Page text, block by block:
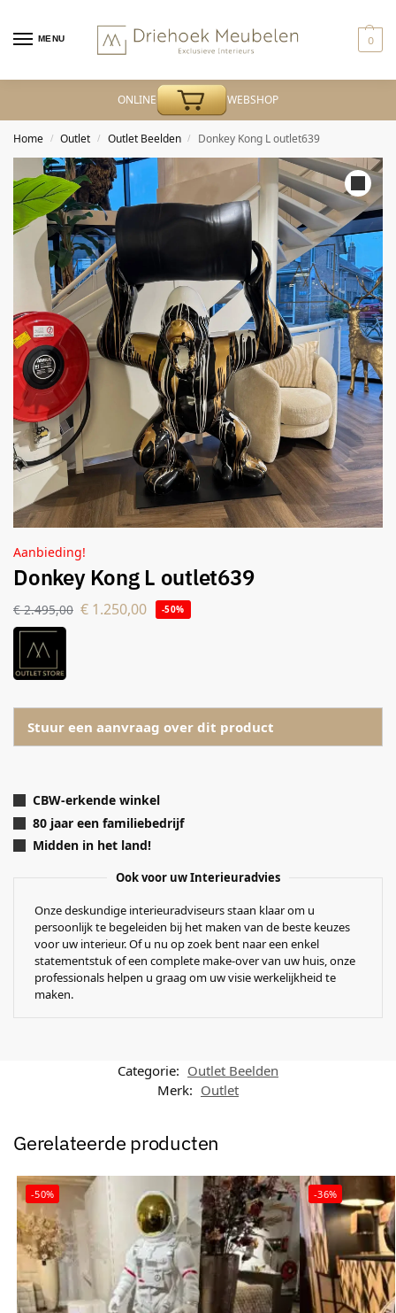
MENU 0
ONLINE WEBSHOP
Home / Outlet / Outlet Beelden / Donkey Kong L outlet639
Aanbieding!
Donkey Kong L outlet639
€2.495,00 € 1.250,00 -50%
Stuur een aanvraag over dit product
CBW-erkende winkel
80 jaar een familiebedrijf
Midden in het land!
Ook voor uw Interieuradvies
Onze deskundige interieuradviseurs staan klaar om u
persoonlijk te begeleiden bij het maken van de beste keuzes
voor uw interieur. Of u nu op zoek bent naar een enkel
statementstuk of een complete make-over van uw huis, onze
professionals helpen u graag om uw visie werkelijkheid te
maken.
Categorie: Outlet Beelden
Merk: Outlet
Gerelateerde producten
-50% -36%